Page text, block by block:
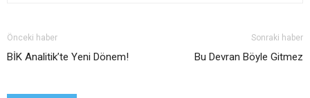
Önceki haber
BİK Analitik’te Yeni Dönem!
Sonraki haber
Bu Devran Böyle Gitmez